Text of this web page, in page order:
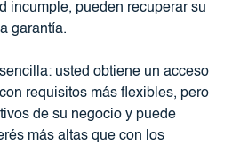
incumple, pueden recuperar su
garantía.
usted obtiene un acceso
requisitos más flexibles, pero
de su negocio y puede
más altas que con los